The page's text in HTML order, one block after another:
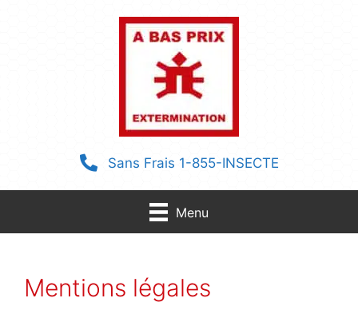
Sans Frais 1-855-INSECTE
Menu
Mentions légales